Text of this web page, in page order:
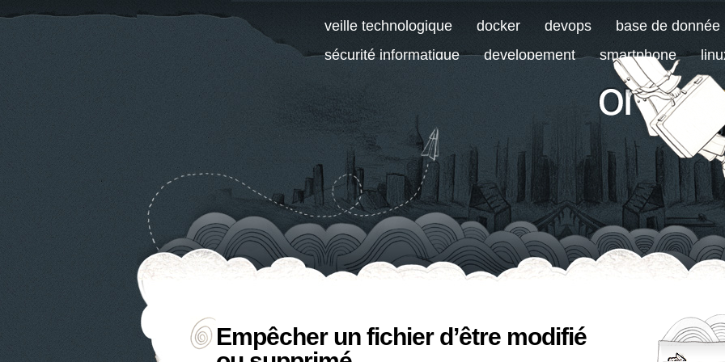
veille technologique docker devops
base de donnée
sécurité informatique
developement smartphone
Empêcher un fichier d’être modifié